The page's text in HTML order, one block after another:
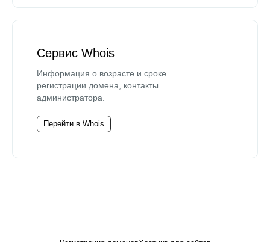
Сервис Whois
Информация о возрасте и сроке
регистрации домена, контакты
администратора.
Перейти в Whois